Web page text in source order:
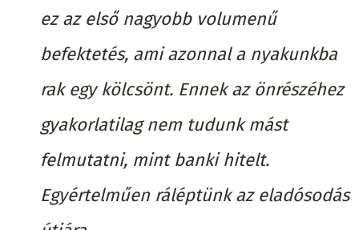
ez az első nagyobb volumenű
befektetés, ami azonnal a nyakunkba
rak egy kölcsönt. Ennek az önrészéhez
gyakorlatilag nem tudunk mást
felmutatni, mint banki hitelt.
Egyértelműen ráléptünk az eladósodás